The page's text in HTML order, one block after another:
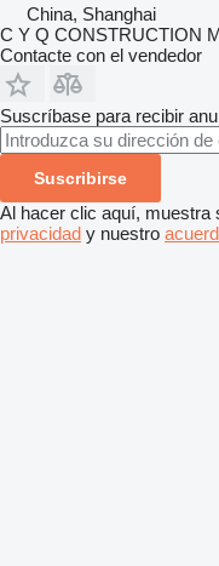
China, Shanghai
C Y Q CONSTRUCTION
Contacte con el vendedor
Suscríbase para recibir
Suscribirse
Al hacer clic aquí, muestra
privacidad y nuestro